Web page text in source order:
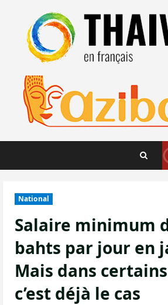
contenu
National
Salaire minimum
bahts par jour en
Mais dans
c’est déjà le cas